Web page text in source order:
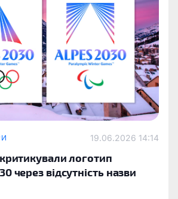
19.06.2026 14:14
логотип
через відсутність назви